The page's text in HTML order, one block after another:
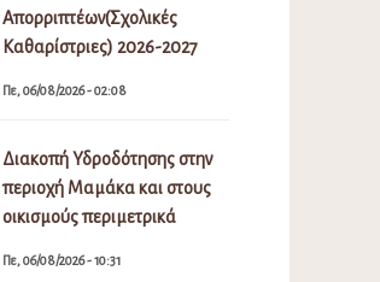
Απορριπτέων(Σχολικές
Καθαρίστριες) 2026-2027
Πε, 06/08/2026 - 02:08
Διακοπή Υδροδότησης στην
περιοχή Μαμάκα και στους
οικισμούς περιμετρικά
Πε, 06/08/2026 - 10:31